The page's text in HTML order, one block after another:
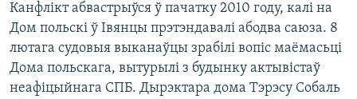
Канфлікт абвастрыўся ў пачатку 2010 году, калі на
Дом польскі ў Івянцы прэтэндавалі абодва саюза. 8
лютага судовыя выканаўцы зрабілі вопіс маёмасьці
Дома польскага, вытурылі з будынку актывістаў
неафіцыйнага СПБ. Дырэктара дома Тэрэсу Собаль